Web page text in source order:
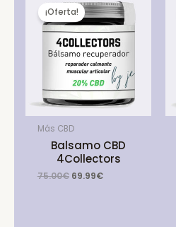
¡Oferta!
Más CBD
Balsamo CBD
4Collectors
75.00€ Original
69.99€Current